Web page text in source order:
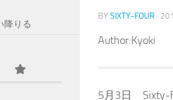
BY SIXTY-FOUR ·
Author:Kyoki
5月3日 Sixty-
降りる